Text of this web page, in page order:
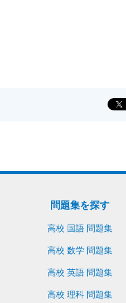
問題集を探す
高校 国語 問題集
高校 数学 問題集
高校 英語 問題集
高校 理科 問題集